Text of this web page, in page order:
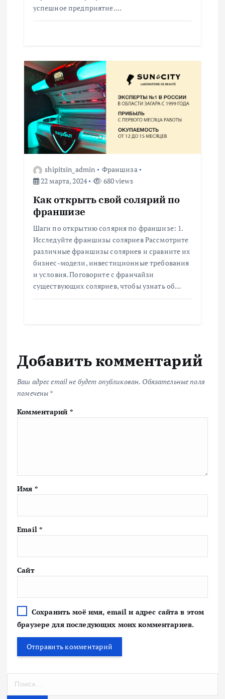
успешное предприятие.…
shipitsin_admin
Франшиза
22 марта, 2024
680 views
Как открыть свой солярий по
франшизе
Шаги по открытию солярия по франшизе: 1.
Исследуйте франшизы соляриев Рассмотрите
различные франшизы соляриев и сравните их
бизнес-модели, инвестиционные требования
и условия. Поговорите с франчайзи
существующих соляриев, чтобы узнать об…
Добавить комментарий
Ваш адрес email не будет опубликован. Обязательные поля
помечены *
Комментарий *
Имя *
Email *
Сайт
Сохранить моё имя, email и адрес сайта в этом
браузере для последующих моих комментариев.